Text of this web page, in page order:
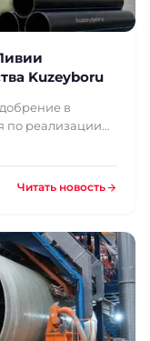
Kuzeyboru
в
по реализации
Читать новость